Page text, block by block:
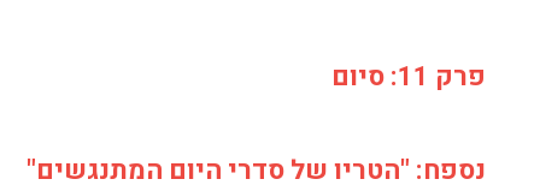
פרק 11: סיום
נספח: "הטריו של סדרי היום המתנגשים"